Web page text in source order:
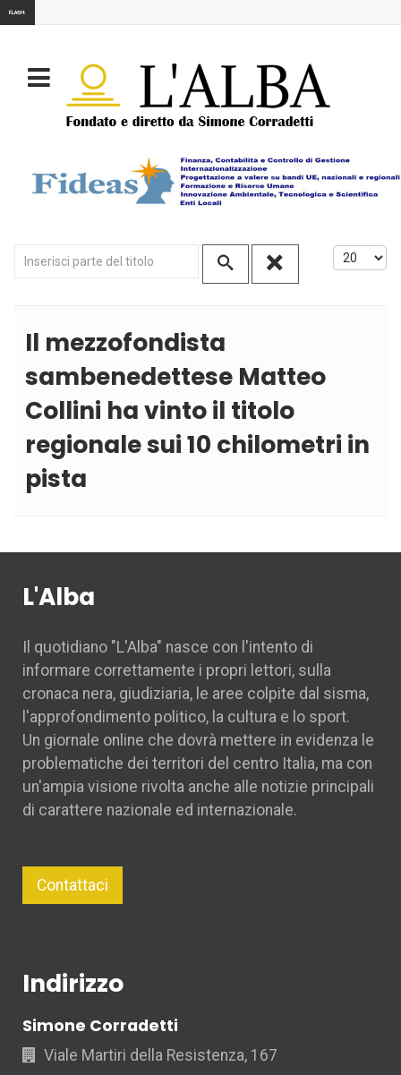
FLASH:
Inserisci parte del titolo
Il mezzofondista
sambenedettese Matteo
Collini ha vinto il titolo
regionale sui 10 chilometri in
pista
L'Alba
Il quotidiano "L'Alba" nasce con l'intento di
informare correttamente i propri lettori, sulla
cronaca nera, giudiziaria, le aree colpite dal sisma,
l'approfondimento politico, la cultura e lo sport.
Un giornale online che dovrà mettere in evidenza le
problematiche dei territori del centro Italia, ma con
un'ampia visione rivolta anche alle notizie principali
di carattere nazionale ed internazionale.
Contattaci
Indirizzo
Simone Corradetti
Viale Martiri della Resistenza, 167